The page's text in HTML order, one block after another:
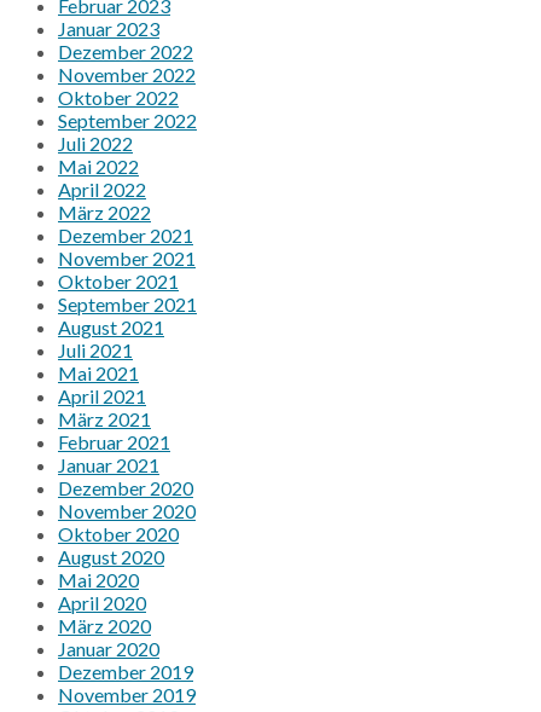
Februar 2023
Januar 2023
Dezember 2022
November 2022
Oktober 2022
September 2022
Juli 2022
Mai 2022
April 2022
März 2022
Dezember 2021
November 2021
Oktober 2021
September 2021
August 2021
Juli 2021
Mai 2021
April 2021
März 2021
Februar 2021
Januar 2021
Dezember 2020
November 2020
Oktober 2020
August 2020
Mai 2020
April 2020
März 2020
Januar 2020
Dezember 2019
November 2019